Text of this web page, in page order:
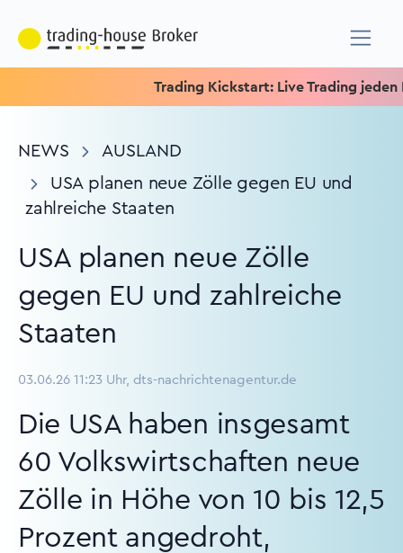
Trading Kickstart: Live Trading jeden
NEWS
AUSLAND
USA planen neue Zölle gegen EU und
zahlreiche Staaten
USA planen neue Zölle
gegen EU und zahlreiche
Staaten
03.06.26 11:23 Uhr, dts-nachrichtenagentur.de
Die USA haben insgesamt
60 Volkswirtschaften neue
Zölle in Höhe von 10 bis 12,5
Prozent angedroht,